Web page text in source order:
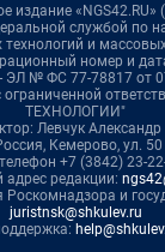
издание «NGS42.RU»
службой по
и
номер и
ЭЛ № ФС 77-78817 от
ограниченной
ТЕХНОЛОГИИ"
Левчук
Кемерово, ул.
+7 (3842) 23-
адрес редакции:
и
juristnsk@shkulev.ru